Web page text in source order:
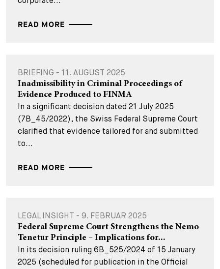
READ MORE
BRIEFING - 11. AUGUST 2025
Inadmissibility in Criminal Proceedings of
Evidence Produced to FINMA
In a significant decision dated 21 July 2025
(7B_45/2022), the Swiss Federal Supreme Court
clarified that evidence tailored for and submitted
to...
READ MORE
LEGAL INSIGHT - 9. FEBRUAR 2025
Federal Supreme Court Strengthens the Nemo
Tenetur Principle – Implications for...
In its decision ruling 6B_525/2024 of 15 January
2025 (scheduled for publication in the Official